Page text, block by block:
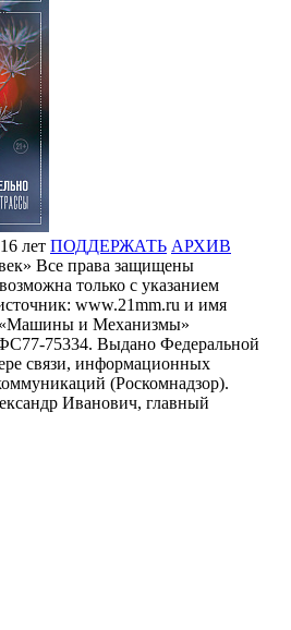
ПОДДЕРЖАТЬ АРХИВ
Все права защищены
только с указанием
www.21mm.ru и имя
«Машины и Механизмы»
75334. Выдано Федеральной
связи, информационных
(Роскомнадзор).
Иванович, главный